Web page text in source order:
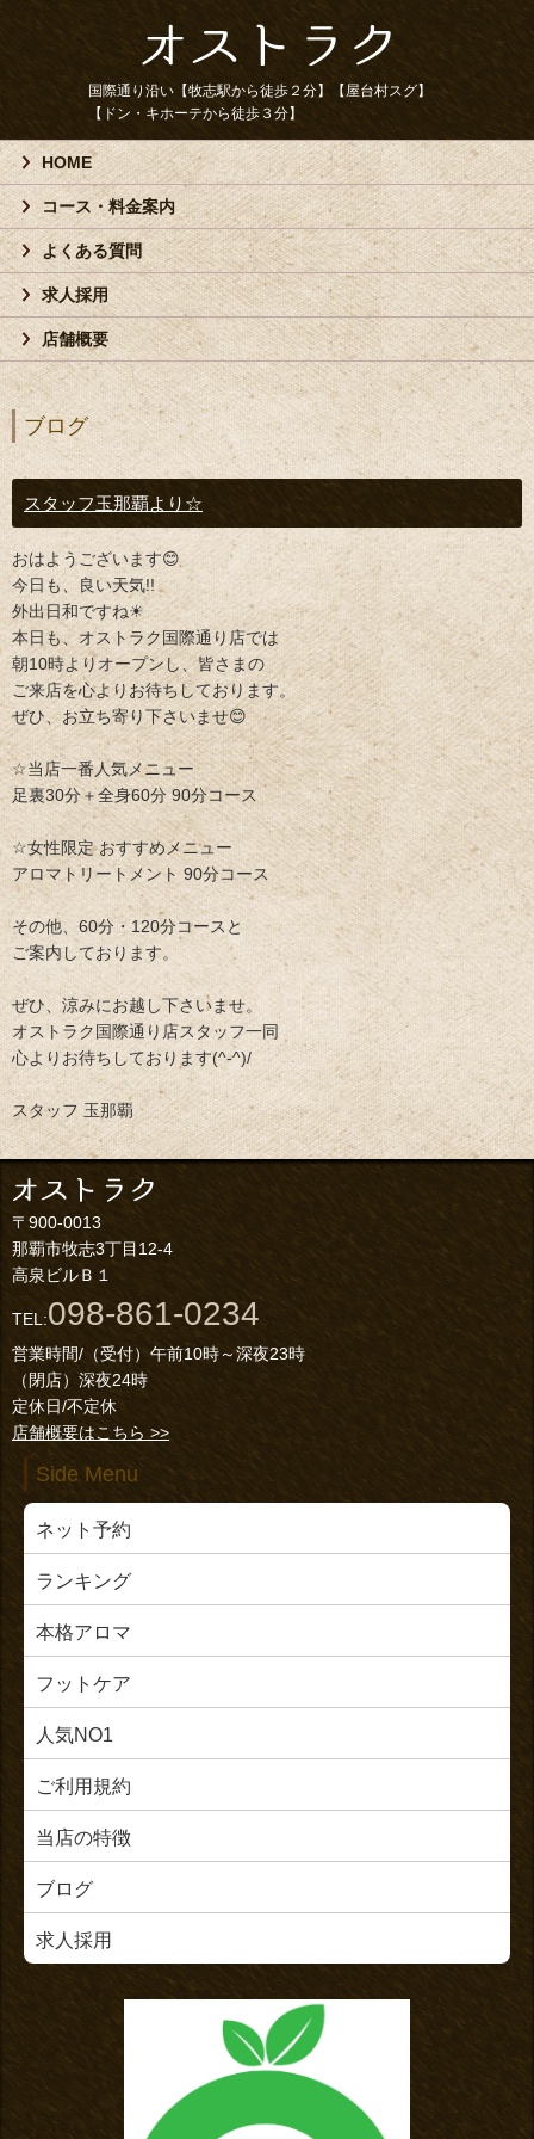
国際通り沿い【牧志駅から徒歩２分】【屋台村スグ】
【ドン・キホーテから徒歩３分】
HOME
コース・料金案内
よくある質問
求人採用
店舗概要
ブログ
スタッフ玉那覇より☆
おはようございます😊
今日も、良い天気!!
外出日和ですね☀
本日も、オストラク国際通り店では
朝10時よりオープンし、皆さまの
ご来店を心よりお待ちしております。
ぜひ、お立ち寄り下さいませ😊
☆当店一番人気メニュー
足裏30分＋全身60分 90分コース
☆女性限定 おすすめメニュー
アロマトリートメント 90分コース
その他、60分・120分コースと
ご案内しております。
ぜひ、涼みにお越し下さいませ。
オストラク国際通り店スタッフ一同
心よりお待ちしております(^-^)/
スタッフ 玉那覇
〒900-0013
那覇市牧志3丁目12-4
高泉ビルＢ１
TEL:098-861-0234
営業時間/（受付）午前10時～深夜23時
（閉店）深夜24時
定休日/不定休
店舗概要はこちら >>
Side Menu
ネット予約
ランキング
本格アロマ
フットケア
人気NO1
ご利用規約
当店の特徴
ブログ
求人採用